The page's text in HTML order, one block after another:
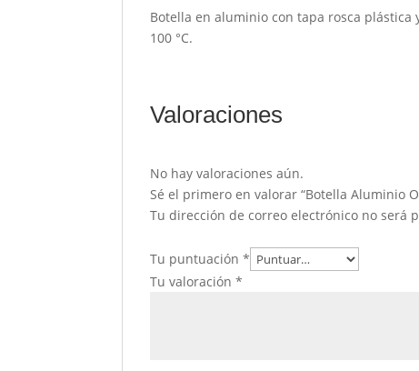
Botella en aluminio con tapa rosca
100 °C.
Valoraciones
No hay valoraciones aún.
Sé el primero en valorar “Botella Aluminio
Tu dirección de correo electrónico no será
Tu puntuación*
Tu valoración*